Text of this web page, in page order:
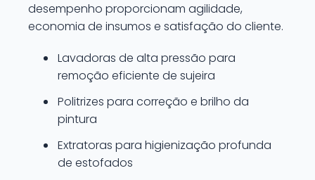
desempenho proporcionam agilidade,
economia de insumos e satisfação do cliente.
Lavadoras de alta pressão para
remoção eficiente de sujeira
Politrizes para correção e brilho da
pintura
Extratoras para higienização profunda
de estofados